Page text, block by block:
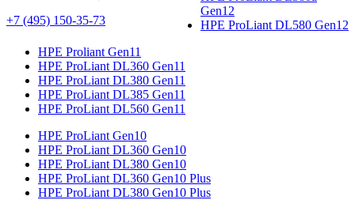
+7 (495) 150-35-73
Gen12
HPE ProLiant DL580 Gen12
HPE Proliant Gen11
HPE ProLiant DL360 Gen11
HPE ProLiant DL380 Gen11
HPE ProLiant DL385 Gen11
HPE ProLiant DL560 Gen11
HPE ProLiant Gen10
HPE ProLiant DL360 Gen10
HPE ProLiant DL380 Gen10
HPE ProLiant DL360 Gen10 Plus
HPE ProLiant DL380 Gen10 Plus